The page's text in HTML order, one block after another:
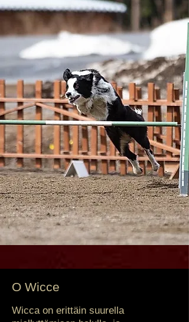
O Wicce
Wicca on erittäin suurella